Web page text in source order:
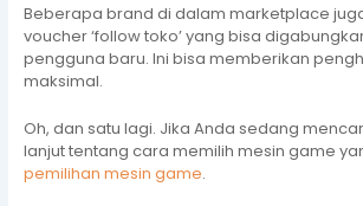
Beberapa brand di dalam marketplace
voucher ‘follow toko’ yang bisa
pengguna baru. Ini bisa memberikan
maksimal.
Oh, dan satu lagi. Jika Anda sedang
lanjut tentang cara memilih mesin game
pemilihan mesin game.